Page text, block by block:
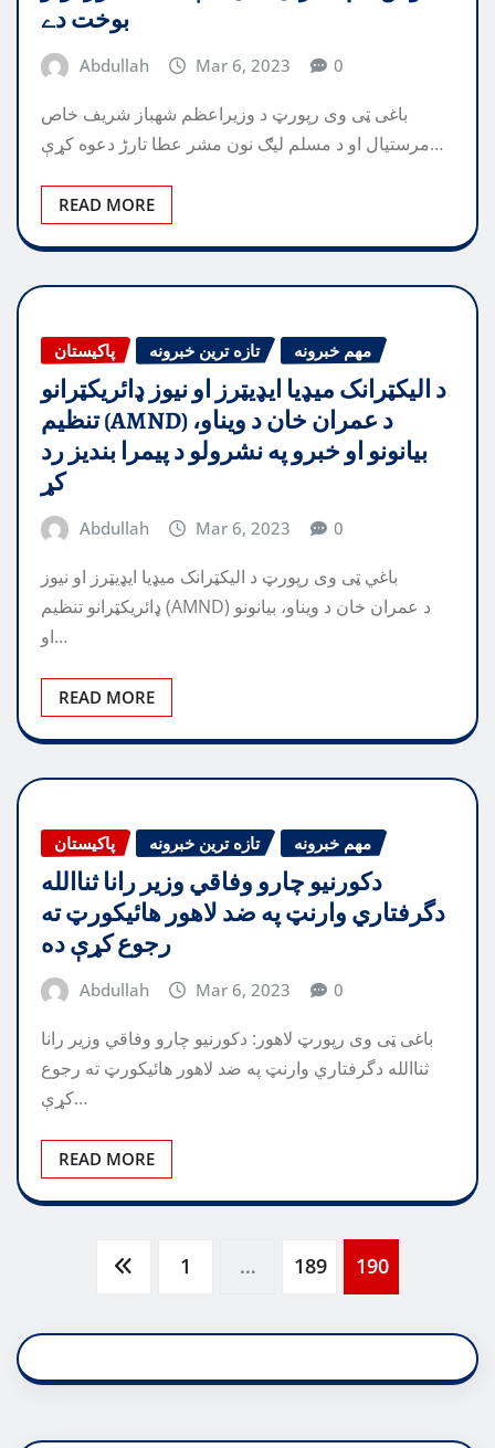
بوخت دے
Abdullah Mar 6, 2023 0
باغی ټی وی رپورټ د وزيراعظم شهباز شريف خاص
مرستيال او د مسلم ليګ نون مشر عطا تارڑ دعوه کړې…
READ MORE
پاکیستان تازه ترین خبرونه مهم خبرونه
د اليکټرانک ميډيا ايډيټرز او نيوز ډائريکټرانو
تنظيم (AMND) د عمران خان د ويناو،
بيانونو او خبرو په نشرولو د پيمرا بنديز رد
کړ
Abdullah Mar 6, 2023 0
باغي ټی وی رپورټ د اليکټرانک ميډيا ايډيټرز او نيوز
ډائريکټرانو تنظيم (AMND) د عمران خان د ويناو، بيانونو
او…
READ MORE
پاکیستان تازه ترین خبرونه مهم خبرونه
دکورنيو چارو وفاقي وزير رانا ثناالله
دگرفتاري وارنټ په ضد لاهور هائيکورټ ته
رجوع کړې ده
Abdullah Mar 6, 2023 0
باغی ټی وی رپورټ لاهور: دکورنيو چارو وفاقي وزير رانا
ثناالله دگرفتاري وارنټ په ضد لاهور هائيکورټ ته رجوع
کړې…
READ MORE
pagination
1 … 189 190